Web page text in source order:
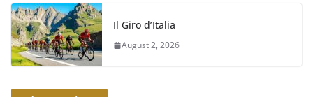
Il Giro d’Italia
August 2, 2026